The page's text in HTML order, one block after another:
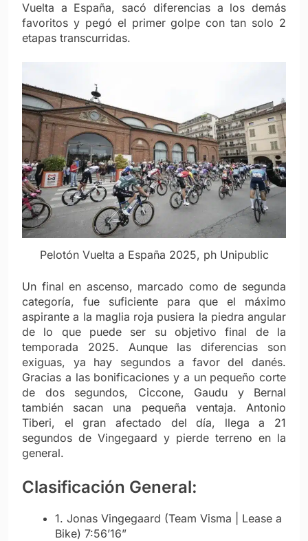
Vuelta a España, sacó diferencias a los demás
favoritos y pegó el primer golpe con tan solo 2
etapas transcurridas.
Pelotón Vuelta a España 2025, ph Unipublic
Un final en ascenso, marcado como de segunda
categoría, fue suficiente para que el máximo
aspirante a la maglia roja pusiera la piedra angular
de lo que puede ser su objetivo final de la
temporada 2025. Aunque las diferencias son
exiguas, ya hay segundos a favor del danés.
Gracias a las bonificaciones y a un pequeño corte
de dos segundos, Ciccone, Gaudu y Bernal
también sacan una pequeña ventaja. Antonio
Tiberi, el gran afectado del día, llega a 21
segundos de Vingegaard y pierde terreno en la
general.
Clasificación General:
1. Jonas Vingegaard (Team Visma | Lease a
Bike) 7:56’16”